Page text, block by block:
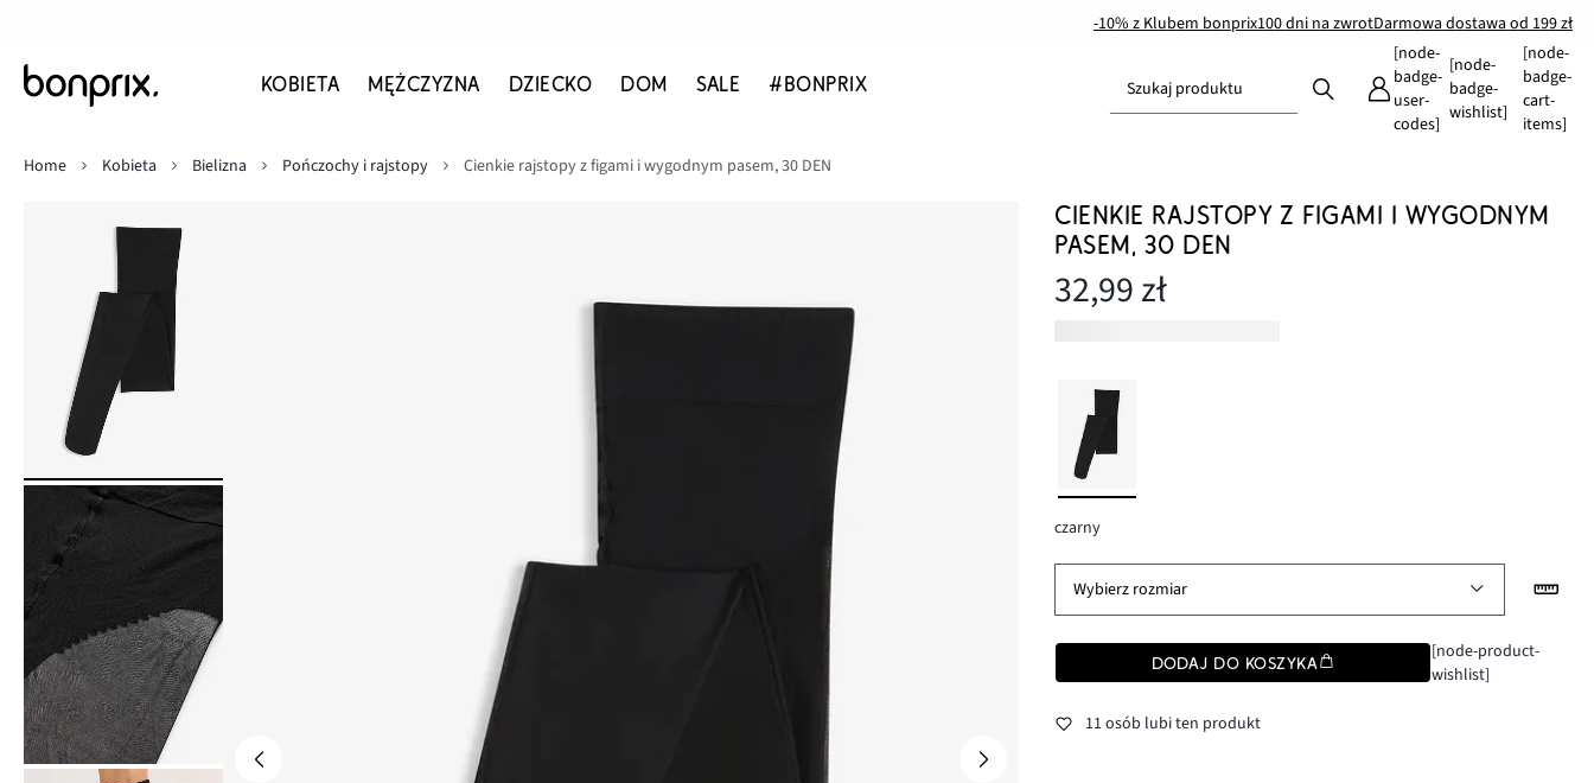
-10% z Klubem bonprix100 dni na zwrotDarmowa dostawa od 199 zł
KOBIETA MĘŻCZYZNA DZIECKO DOM SALE #BONPRIX Szukaj produktu
[node-
badge-
user-
codes]
[node-
badge-
wishlist]
[node-
badge-
cart-
items]
Home
Kobieta Bielizna Pończochy i rajstopy Cienkie rajstopy z figami i wygodnym pasem, 30 DEN
CIENKIE RAJSTOPY Z FIGAMI I WYGODNYM
PASEM, 30 DEN
32,99 zł
czarny
Wybierz rozmiar
DODAJ DO KOSZYKA
[node-product-
wishlist]
11 osób lubi ten produkt